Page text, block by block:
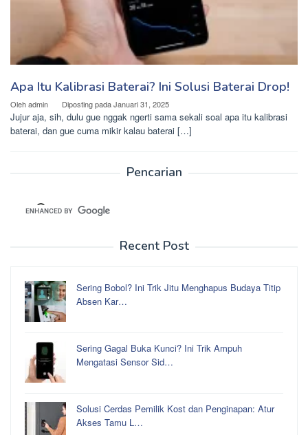
Apa Itu Kalibrasi Baterai? Ini Solusi Baterai Drop!
Olehadmin Diposting padaJanuari 31, 2025
Jujur aja, sih, dulu gue nggak ngerti sama sekali soal apa itu kalibrasi
baterai, dan gue cuma mikir kalau baterai […]
Pencarian
Recent Post
Sering Bobol? Ini Trik Jitu Menghapus Budaya Titip
Absen Kar…
Sering Gagal Buka Kunci? Ini Trik Ampuh
Mengatasi Sensor Sid…
Solusi Cerdas Pemilik Kost dan Penginapan: Atur
Akses Tamu L…